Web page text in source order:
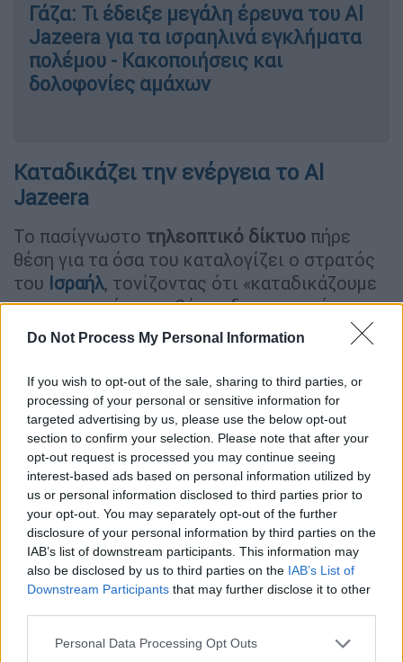
Do Not Process My Personal Information
If you wish to opt-out of the sale, sharing to third parties, or
processing of your personal or sensitive information for
targeted advertising by us, please use the below opt-out
section to confirm your selection. Please note that after your
opt-out request is processed you may continue seeing
interest-based ads based on personal information utilized by
us or personal information disclosed to third parties prior to
your opt-out. You may separately opt-out of the further
disclosure of your personal information by third parties on the
IAB’s list of downstream participants. This information may
also be disclosed by us to third parties on the IAB’s List of
Downstream Participants that may further disclose it to other
Please note that this website/app uses one or more Google
Personal Data Processing Opt Outs
Γάζα: Τι έδειξε μεγάλη έρευνα του Al
Jazeera για τα ισραηλινά εγκλήματα
πολέμου - Κακοποιήσεις και
δολοφονίες αμάχων
Καταδικάζει την ενέργεια το Al
Jazeera
Το πασίγνωστο τηλεοπτικό δίκτυο πήρε
θέση για τα όσα του καταλογίζει ο στρατός
του Ισραήλ, τονίζοντας ότι «καταδικάζουμε
τις κατηγορίες εις βάρος δημοσιογράφων
μας στη Γάζα και προειδοποιούμε να μην
γίνουν αυτές δικαιολογία για να
στοχοθετηθούν», αναφέρει η ανακοίνωση.
Οισραηλινός στρατόςέδωσε στη
δημοσιότητα έγγραφα τα οποία, όπως
ανέφερε, εντόπισε στη Γάζα και τα οποία
αποδεικνύουν ότι οι άνδρες αυτοί
συνδέονται με παλαιστινιακές οργανώσεις
ανταρτών.
ΤοReutersδεν ήταν σε θέση να
επιβεβαιώσει την αυθεντικότητα των